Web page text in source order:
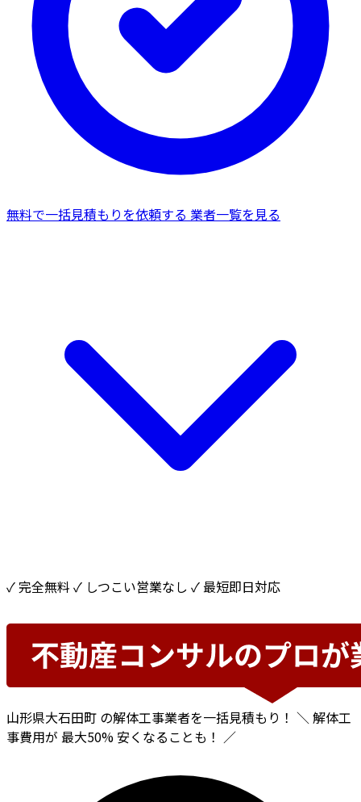
無料で一括見積もりを依頼する 業者一覧を見る
✓ 完全無料 ✓ しつこい営業なし ✓ 最短即日対応
山形県大石田町 の解体工事業者を一括見積もり！ ＼ 解体工
事費用が 最大50%安くなることも！ ／